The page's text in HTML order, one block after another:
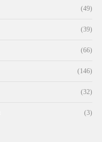
(49)
(39)
(66)
(146)
(32)
(3)